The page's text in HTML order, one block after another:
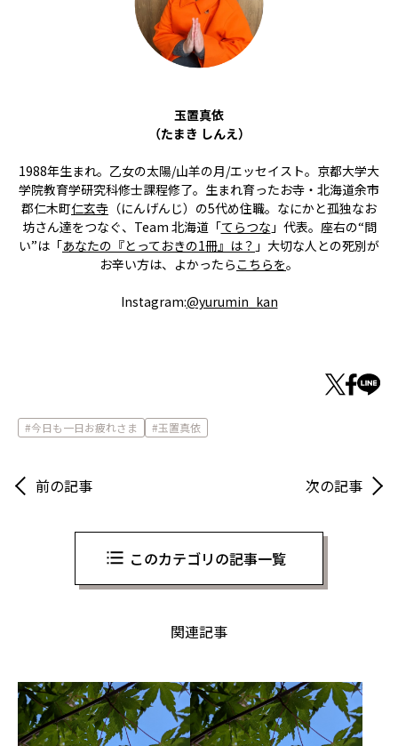
玉置真依
（たまき しんえ）
1988年生まれ。乙女の太陽/山羊の月/エッセイスト。京都大学大
学院教育学研究科修士課程修了。生まれ育ったお寺・北海道余市
郡仁木町仁玄寺 （にんげんじ）の5代め住職。なにかと孤独なお
坊さん達をつなぐ、Team 北海道「てらつな 」代表。座右の“問
い”は「あなたの『とっておきの1冊』は？ 」大切な人との死別が
お辛い方は、よかったら こちらを。
Instagram:@yurumin_kan
今日も一日お疲れさま 玉置真依
前の記事 次の記事
このカテゴリの記事一覧
関連記事